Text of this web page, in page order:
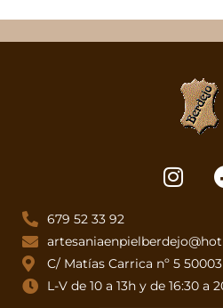
679 52 33 92
C/ Matías Carrica nº 5
L-V de 10 a 13h y de 16:30 a